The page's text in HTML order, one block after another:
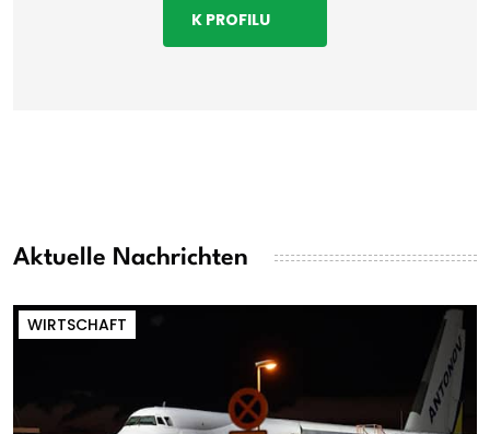
K PROFILU
Aktuelle Nachrichten
WIRTSCHAFT